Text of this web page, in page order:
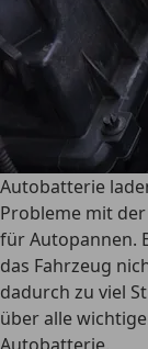
Autobatterie
Probleme mit
für Autopannen.
das Fahrzeug
dadurch zu viel
über alle